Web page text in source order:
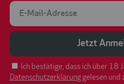
Ich bestätige, dass ich über 18
Datenschutzerklärunggelesen und
Jetzt